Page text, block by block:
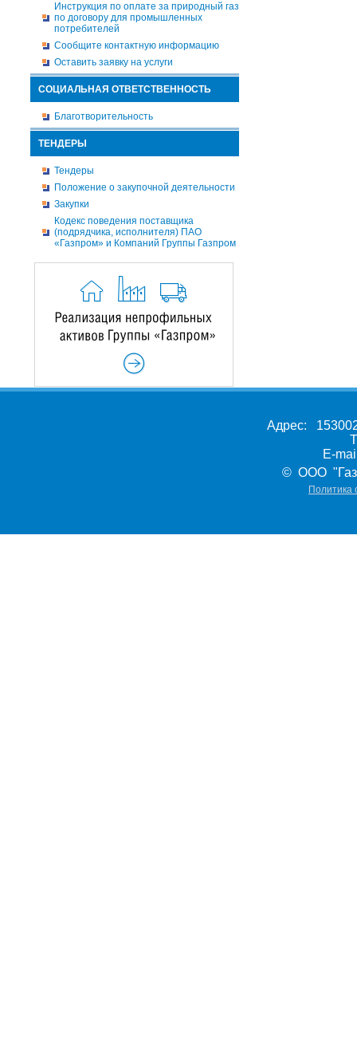
Инструкция по оплате за природный газ
по договору для промышленных
потребителей
Сообщите контактную информацию
Оставить заявку на услуги
СОЦИАЛЬНАЯ ОТВЕТСТВЕННОСТЬ
Благотворительность
ТЕНДЕРЫ
Тендеры
Положение о закупочной деятельности
Закупки
Кодекс поведения поставщика
(подрядчика, исполнителя) ПАО
«Газпром» и Компаний Группы Газпром
Адрес:
E-
© ООО
Политика